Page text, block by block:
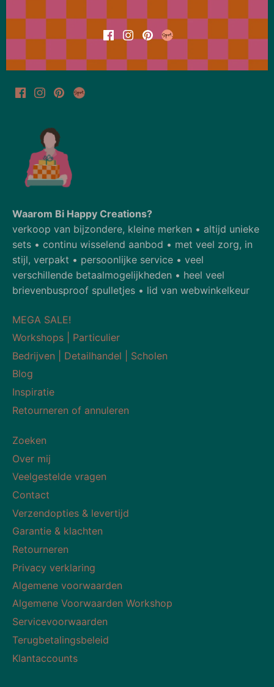
Waarom Bi Happy Creations?
verkoop van bijzondere, kleine merken • altijd unieke
sets • continu wisselend aanbod • met veel zorg, in
stijl, verpakt • persoonlijke service • veel
verschillende betaalmogelijkheden • heel veel
brievenbusproof spulletjes • lid van webwinkelkeur
MEGA SALE!
Workshops | Particulier
Bedrijven | Detailhandel | Scholen
Blog
Inspiratie
Retourneren of annuleren
Zoeken
Over mij
Veelgestelde vragen
Contact
Verzendopties & levertijd
Garantie & klachten
Retourneren
Privacy verklaring
Algemene voorwaarden
Algemene Voorwaarden Workshop
Servicevoorwaarden
Terugbetalingsbeleid
Klantaccounts